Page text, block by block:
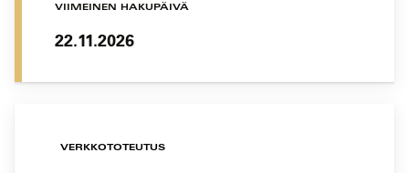
VIIMEINEN HAKUPÄIVÄ
22.11.2026
VERKKOTOTEUTUS